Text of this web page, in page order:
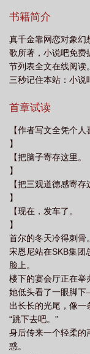
网恋对象幻想之值提升美貌
书籍简介
真千金靠网恋对象幻
歌所著，小说吧免费
节列表全文在线阅读。
三秒记住本站：小
首章试读
【作者写文全凭个人
】
【把脑子寄存这里。
】
【把三观道德感寄存
】
【现在，发车了。
】
首尔的冬天冷得刺骨。
宋恩尼站在SKB集团
脸上。
楼下的宴会厅正在举
她低头看了一眼脚
出长长的光尾，像一
“跳下去吧。”
身后传来一个轻柔的
惑。